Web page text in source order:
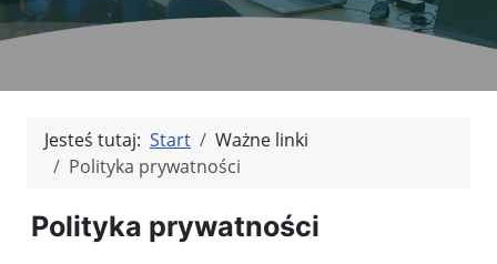
Jesteś tutaj: Start
Ważne linki
Polityka prywatności
Polityka prywatności